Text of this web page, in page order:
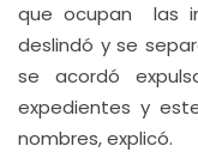
que ocupan las
deslindó y se
se acordó
expedientes y
nombres, explicó.